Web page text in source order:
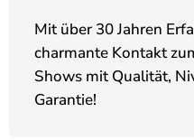
Mit über 30 Jahren
charmante Kontakt
Shows mit Qualität,
Garantie!